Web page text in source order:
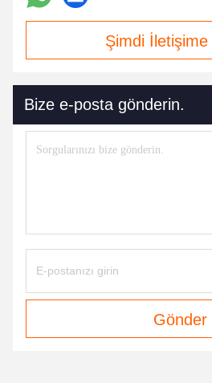
Şimdi İletişime
Bize e-posta gönderin.
Gönder